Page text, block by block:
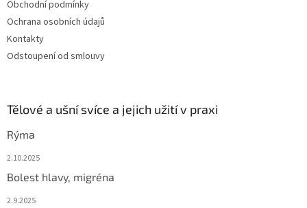
Obchodní podmínky
Ochrana osobních údajů
Kontakty
Odstoupení od smlouvy
Tělové a ušní svíce a jejich užití v praxi
Rýma
2.10.2025
Bolest hlavy, migréna
2.9.2025